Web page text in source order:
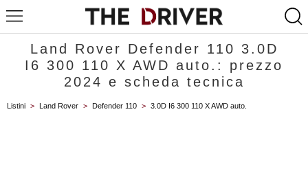
Land Rover Defender 110 3.0D
I6 300 110 X AWD auto.: prezzo
2024 e scheda tecnica
Listini > Land Rover > Defender 110 > 3.0D I6 300 110 X AWD auto.